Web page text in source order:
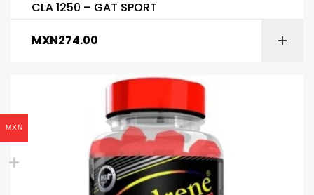
CLA 1250 – GAT SPORT
MXN274.00
MXN